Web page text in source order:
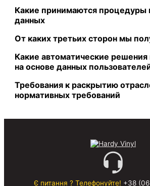
Какие принимаются процедуры
данных
От каких третьих сторон мы
Какие автоматические
на основе данных
Требования к раскрытию
нормативных требований
Є питання ? Телефонуйте! +38